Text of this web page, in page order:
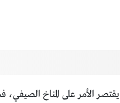
على المناخ الصيفي،